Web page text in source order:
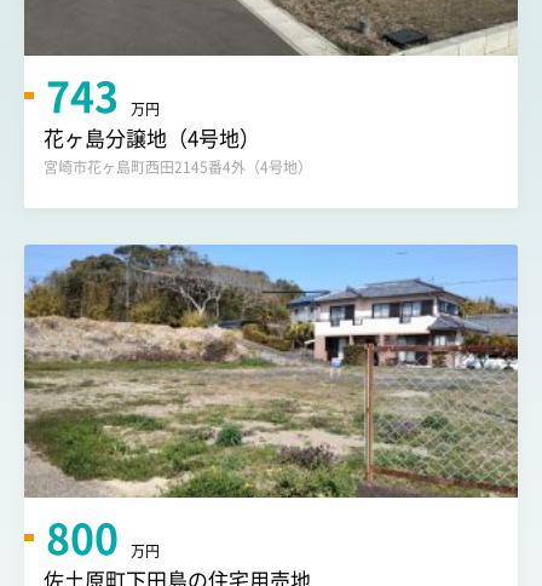
743 万円
花ヶ島分譲地（4号地）
宮崎市花ヶ島町西田2145番4外（4号地）
800 万円
佐土原町下田島の住宅用売地